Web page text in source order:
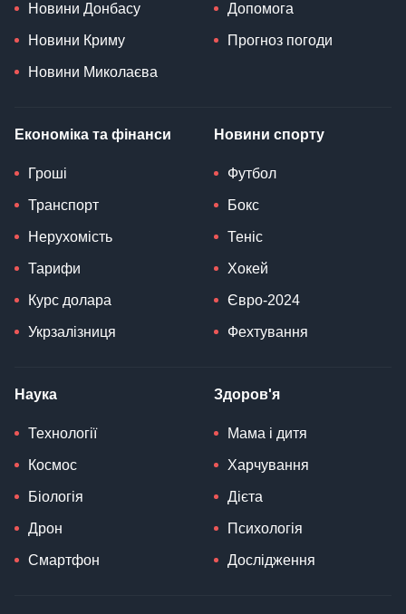
Новини Донбасу
Новини Криму
Новини Миколаєва
Допомога
Прогноз погоди
Економіка та фінанси
Гроші
Транспорт
Нерухомість
Тарифи
Курс долара
Укрзалізниця
Новини спорту
Футбол
Бокс
Теніс
Хокей
Євро-2024
Фехтування
Наука
Технології
Космос
Біологія
Дрон
Смартфон
Здоров'я
Мама і дитя
Харчування
Дієта
Психологія
Дослідження